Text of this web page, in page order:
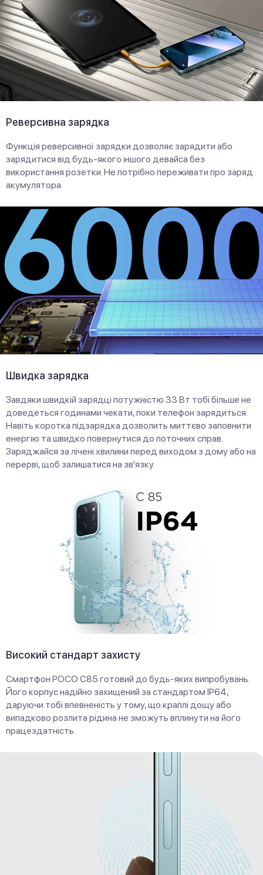
Реверсивна зарядка
Функція реверсивної зарядки дозволяє зарядити або
зарядитися від будь-якого іншого девайса без
використання розетки. Не потрібно переживати про заряд
акумулятора.
Швидка зарядка
Завдяки швидкій зарядці потужністю 33 Вт тобі більше не
доведеться годинами чекати, поки телефон зарядиться.
Навіть коротка підзарядка дозволить миттєво заповнити
енергію та швидко повернутися до поточних справ.
Заряджайся за лічені хвилини перед виходом з дому або на
перерві, щоб залишатися на зв'язку.
Високий стандарт захисту
Смартфон POCO C85 готовий до будь-яких випробувань.
Його корпус надійно захищений за стандартом IP64,
даруючи тобі впевненість у тому, що краплі дощу або
випадково розлита рідина не зможуть вплинути на його
працездатність.